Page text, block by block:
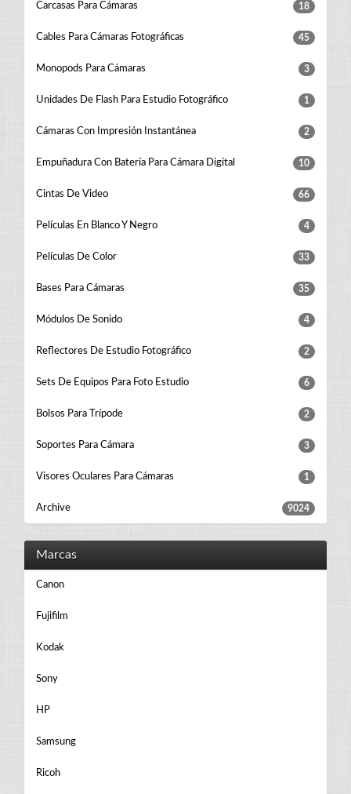
Carcasas Para Cámaras 18
Cables Para Cámaras Fotográficas 45
Monopods Para Cámaras 3
Unidades De Flash Para Estudio Fotográfico 1
Cámaras Con Impresión Instantánea 2
Empuñadura Con Batería Para Cámara Digital 10
Cintas De Video 66
Películas En Blanco Y Negro 4
Películas De Color 33
Bases Para Cámaras 35
Módulos De Sonido 4
Reflectores De Estudio Fotográfico 2
Sets De Equipos Para Foto Estudio 6
Bolsos Para Trípode 2
Soportes Para Cámara 3
Visores Oculares Para Cámaras 1
Archive 9024
Marcas
Canon
Fujifilm
Kodak
Sony
HP
Samsung
Ricoh